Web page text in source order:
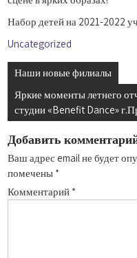
Набор детей на 2021-2022
Uncategorized
Навигация
по
записям
Наши новые филиалы
Яркие моменты летнего
студии «Benefit Dance»
Добавить
Ваш адрес email не будет
помечены *
Комментарий *